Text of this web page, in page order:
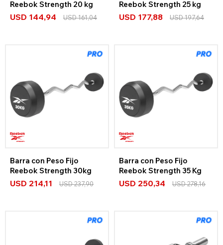
Reebok Strength 20 kg
USD 144,94 USD161,04
Reebok Strength 25 kg
USD 177,88 USD197,64
Barra con Peso Fijo
Reebok Strength 30kg
USD 214,11 USD237,90
Barra con Peso Fijo
Reebok Strength 35 Kg
USD 250,34 USD278,16